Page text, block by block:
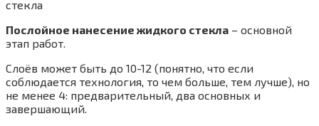
Послойное нанесение жидкого стекла – основной
этап работ.
Слоёв может быть до 10-12 (понятно, что если
соблюдается технология, то чем больше, тем лучше), но
не менее 4: предварительный, два основных и
завершающий.